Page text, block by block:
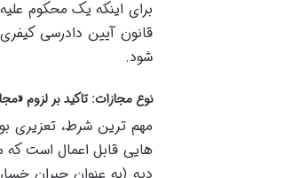
قانون آیین دادرسی
شود.
نوع مجازات: تاکید بر لزوم
مهم ترین شرط، تعزیری
هایی قابل اعمال است